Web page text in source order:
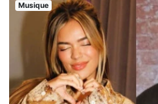
Musique